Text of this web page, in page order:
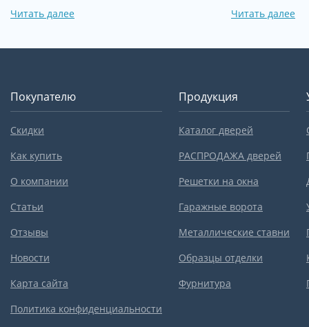
Читать далее
Читать далее
Покупателю
Скидки
Как купить
О компании
Статьи
Отзывы
Новости
Карта сайта
Политика конфиденциальности
Продукция
Каталог дверей
РАСПРОДАЖА дверей
Решетки на окна
Гаражные ворота
Металлические ставни
Образцы отделки
Фурнитура